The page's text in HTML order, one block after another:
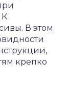
К
В этом
крепко